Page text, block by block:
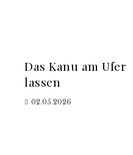
Das Kanu am Ufer
lassen
02.05.2026